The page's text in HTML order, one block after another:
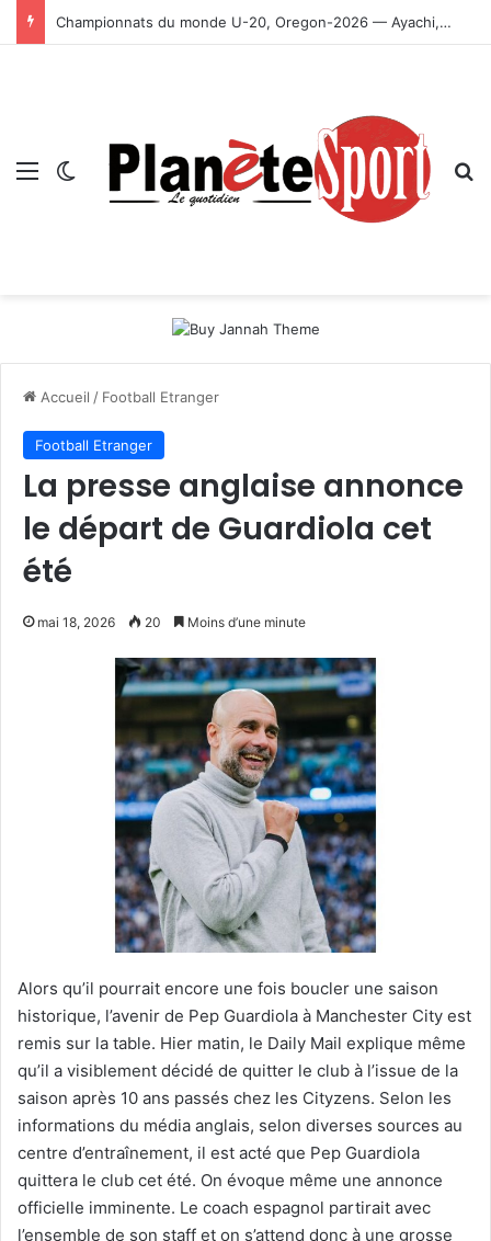
Championnats du monde U-20, Oregon-2026 — Ayachi, Dissa, Touahria et Ghezali en finale
Menu Switch skin
Accueil / Football Etranger
Football Etranger
La presse anglaise annonce
le départ de Guardiola cet
été
mai 18, 2026 20 Moins d’une minute
Alors qu’il pourrait encore une fois boucler une saison
historique, l’avenir de Pep Guardiola à Manchester City est
remis sur la table. Hier matin, le Daily Mail explique même
qu’il a visiblement décidé de quitter le club à l’issue de la
saison après 10 ans passés chez les Cityzens. Selon les
informations du média anglais, selon diverses sources au
centre d’entraînement, il est acté que Pep Guardiola
quittera le club cet été. On évoque même une annonce
officielle imminente. Le coach espagnol partirait avec
l’ensemble de son staff et on s’attend donc à une grosse